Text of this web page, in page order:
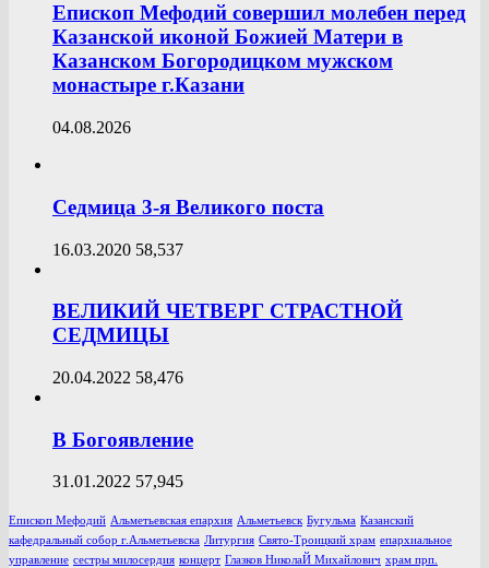
Епископ Мефодий совершил молебен перед
Казанской иконой Божией Матери в
Казанском Богородицком мужском
монастыре г.Казани
04.08.2026
Седмица 3-я Великого поста
16.03.2020 58,537
ВЕЛИКИЙ ЧЕТВЕРГ СТРАСТНОЙ
СЕДМИЦЫ
20.04.2022 58,476
В Богоявление
31.01.2022 57,945
Епископ Мефодий Альметьевская епархия Альметьевск Бугульма Казанский
кафедральный собор г.Альметьевска Литургия Свято-Троицкий храм епархиальное
управление сестры милосердия концерт Глазков НиколаЙ Михайлович храм прп.